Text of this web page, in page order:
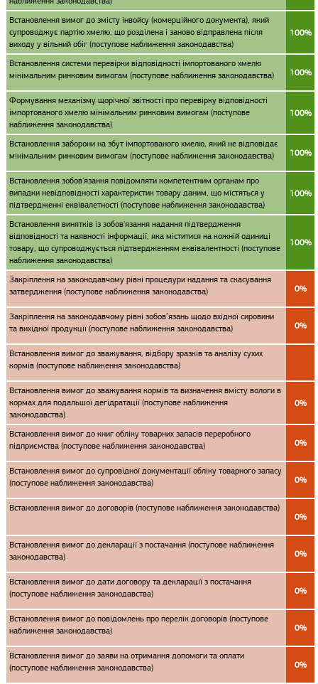
Встановлення вимог до змісту інвойсу (комерційного документа), який
супроводжує партію хмелю, що розділена і заново відправлена після
виходу у вільний обіг (поступове наближення законодавства)
100%
Встановлення системи перевірки відповідності імпортованого хмелю
мінімальним ринковим вимогам (поступове наближення законодавства)
100%
Формування механізму щорічної звітності про перевірку відповідності
імпортованого хмелю мінімальним ринковим вимогам (поступове
наближення законодавства)
100%
Встановлення заборони на збут імпортованого хмелю, який не відповідає
мінімальним ринковим вимогам (поступове наближення законодавства)
100%
Встановлення зобов'язання повідомляти компетентним органам про
випадки невідповідності характеристик товару даним, що містяться у
підтвердженні еквівалетності (поступове наближення законодавства)
100%
Встановлення винятків із зобов'язання надання підтвердження
відповідності та наявності інформації, яка міститися на кожній одиниці
товару, що супроводжується підтвердженням еквівалентності (поступове
наближення законодавства)
100%
Закріплення на законодавчому рівні процедури надання та скасування
затвердження (поступове наближення законодавства)
0%
Закріплення на законодавчому рівні зобов’язань щодо вхідної сировини
та вихідної продукції (поступове наближення законодавства)
0%
Встановлення вимог до зважування, відбору зразків та аналізу сухих
кормів (поступове наближення законодавства)
Встановлення вимог до зважування кормів та визначення вмісту вологи в
кормах для подальшої дегідратації (поступове наближення
законодавства)
0%
Встановлення вимог до книг обліку товарних запасів переробного
підприємства (поступове наближення законодавства)
0%
Встановлення вимог до супровідної документації обліку товарного запасу
(поступове наближення законодавства)
0%
Встановлення вимог до договорів (поступове наближення законодавства)
0%
Встановлення вимог до декларації з постачання (поступове наближення
законодавства)
0%
Встановлення вимог до дати договору та декларації з постачання
(поступове наближення законодавства)
0%
Встановлення вимог до повідомлень про перелік договорів (поступове
наближення законодавства)
0%
Встановлення вимог до заяви на отримання допомоги та оплати
(поступове наближення законодавства)
0%